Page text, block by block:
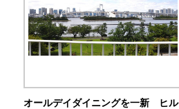
オールデイダイニングを一新 ヒル